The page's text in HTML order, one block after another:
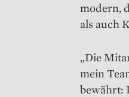
modern,
als auch
„Die
mein
bewährt: